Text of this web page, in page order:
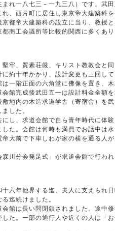
れ一八七三－一九三八）です。武
、西片町に居住し東京帝大建築科
都帝大建築科の設立に当り、教授
商工会議所等比較的関西に多くあ
牢、質素荘厳、キリスト教教会と
約十年かかり、設計変更も三回し
一階正面の六角堂に佛像を置き、
館完成後武田五一は設計料金全額
地内の木造求道学舎（寄宿舎）を
した。
し、求道会館で自ら青年時代に体
た。会館は何時も満員でお話中は
大前で下車しわが家の横を通る人
川分会発足式」が求道会館で行わ
六年他界する迄、夫人に支えられ
迄続けました。
館は長い問閉鎖されました。途中修
た。一部の通行人や近くの人は「